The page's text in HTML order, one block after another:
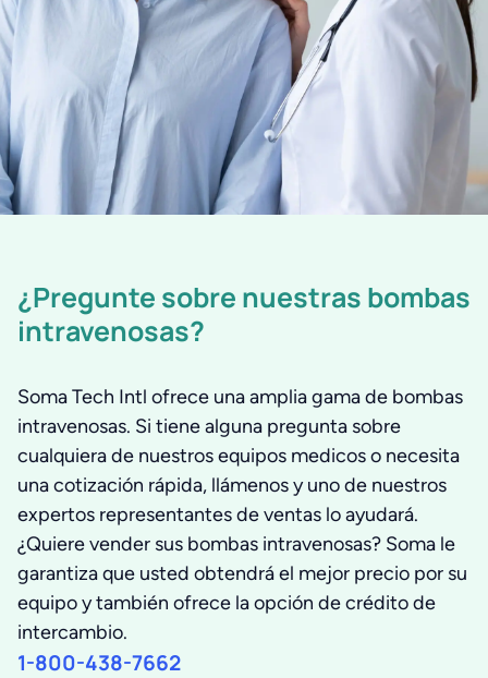
¿Pregunte sobre nuestras bombas
intravenosas?
Soma Tech Intl ofrece una amplia gama de bombas
intravenosas. Si tiene alguna pregunta sobre
cualquiera de nuestros equipos medicos o necesita
una cotización rápida, llámenos y uno de nuestros
expertos representantes de ventas lo ayudará.
¿Quiere vender sus bombas intravenosas? Soma le
garantiza que usted obtendrá el mejor precio por su
equipo y también ofrece la opción de crédito de
intercambio.
1-800-438-7662